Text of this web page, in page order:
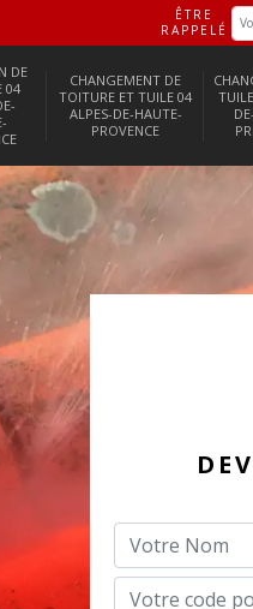
ÊTRE
RAPPELÉ
DE
04
CHANGEMENT DE
TOITURE ET TUILE 04
ALPES-DE-HAUTE-
PROVENCE